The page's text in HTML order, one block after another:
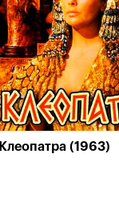
Клеопатра (1963)